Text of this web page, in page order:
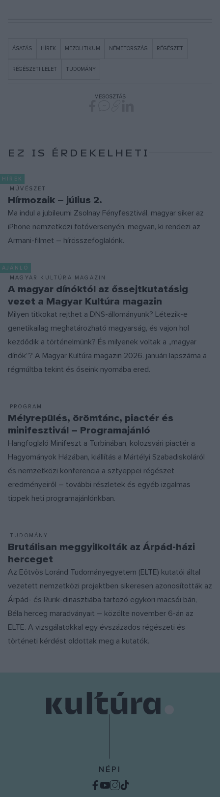
ÁSATÁS HÍREK MEZOLITIKUM NÉMETORSZÁG RÉGÉSZET
RÉGÉSZETI LELET TUDOMÁNY
MEGOSZTÁS
EZ IS ÉRDEKELHETI
HÍREK
MŰVÉSZET
Hírmozaik – július 2.
Ma indul a jubileumi Zsolnay Fényfesztivál, magyar siker az
iPhone nemzetközi fotóversenyén, megvan, ki rendezi az
Armani-filmet – hírösszefoglalónk.
AJÁNLÓ
MAGYAR KULTÚRA MAGAZIN
A magyar dínóktól az őssejtkutatásig
vezet a Magyar Kultúra magazin
Milyen titkokat rejthet a DNS-állományunk? Létezik-e
genetikailag meghatározható magyarság, és vajon hol
kezdődik a történelmünk? És milyenek voltak a „magyar
dínók”? A Magyar Kultúra magazin 2026. januári lapszáma a
régmúltba tekint és őseink nyomába ered.
PROGRAM
Mélyrepülés, örömtánc, piactér és
minifesztivál – Programajánló
Hangfoglaló Minifeszt a Turbinában, kolozsvári piactér a
Hagyományok Házában, kiállítás a Mártélyi Szabadiskoláról
és nemzetközi konferencia a sztyeppei régészet
eredményeiről – további részletek és egyéb izgalmas
tippek heti programajánlónkban.
TUDOMÁNY
Brutálisan meggyilkolták az Árpád-házi
herceget
Az Eötvös Loránd Tudományegyetem (ELTE) kutatói által
vezetett nemzetközi projektben sikeresen azonosították az
Árpád- és Rurik-dinasztiába tartozó egykori macsói bán,
Béla herceg maradványait – közölte november 6-án az
ELTE. A vizsgálatokkal egy évszázados régészeti és
történeti kérdést oldottak meg a kutatók.
NÉPI